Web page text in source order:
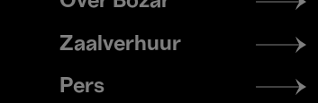
menu
Zaalverhuur
Pers